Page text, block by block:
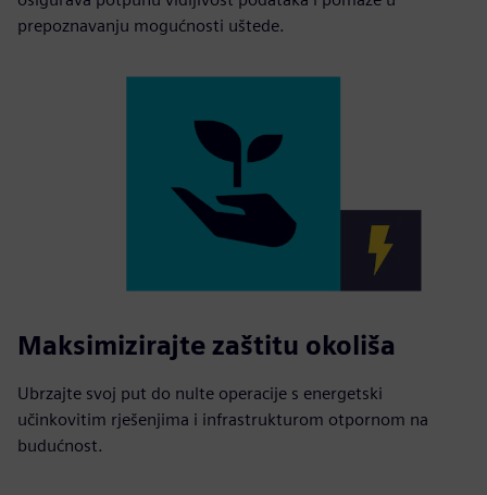
prepoznavanju mogućnosti uštede.
Maksimizirajte zaštitu okoliša
Ubrzajte svoj put do nulte operacije s energetski
učinkovitim rješenjima i infrastrukturom otpornom na
budućnost.